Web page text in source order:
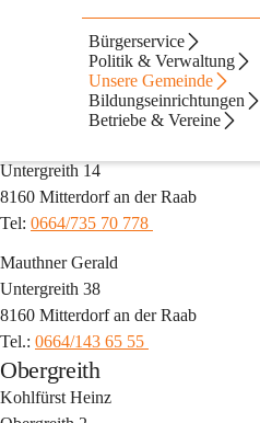
Bürgerservice
Politik & Verwaltung
Unsere Gemeinde
Bildungseinrichtungen
Betriebe & Vereine
Freie
Untergreith
Untergreith 14
8160 Mitterdorf an der Raab
Tel: 0664/735 70 778
Mauthner Gerald
Untergreith 38
8160 Mitterdorf an der Raab
Tel.: 0664/143 65 55
Obergreith
Kohlfürst Heinz